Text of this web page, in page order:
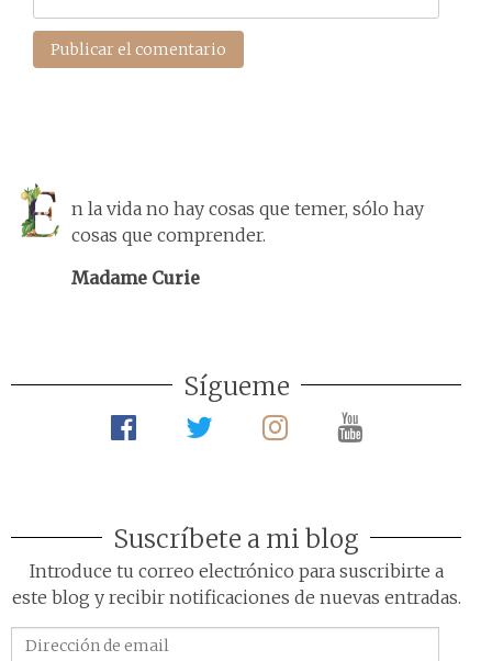
n la vida no hay cosas que temer, sólo hay
cosas que comprender.
Madame Curie
Sígueme
Suscríbete a mi blog
Introduce tu correo electrónico para suscribirte a
este blog y recibir notificaciones de nuevas entradas.